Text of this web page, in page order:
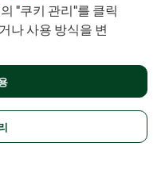
"쿠키 관리"를 클릭
나 사용 방식을 변